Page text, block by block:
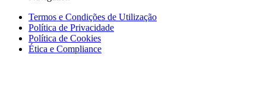
Termos e Condições de Utilização
Política de Privacidade
Política de Cookies
Ética e Compliance